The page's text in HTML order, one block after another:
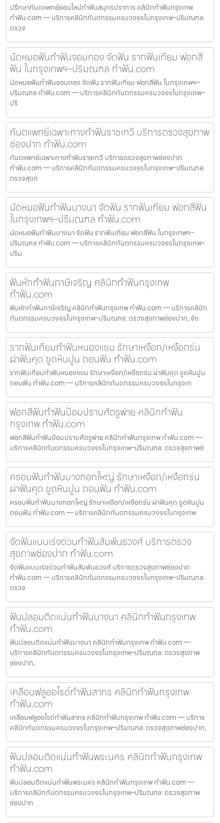
ปรึกษาทันตแพทย์ออนไลน์ทำฟันสมุทรปราการ คลินิกทำฟันกรุงเทพ
ทำฟัน.com — บริการคลินิกทันตกรรมครบวงจรในกรุงเทพ–ปริมณฑล:
ตรวจ
นัดหมอฟันทำฟันจอมทอง จัดฟัน รากฟันเทียม ฟอกสี
ฟัน ในกรุงเทพฯ–ปริมณฑล ทำฟัน.com
นัดหมอฟันทำฟันจอมทอง จัดฟัน รากฟันเทียม ฟอกสีฟัน ในกรุงเทพฯ–
ปริมณฑล ทำฟัน.com — บริการคลินิกทันตกรรมครบวงจรในกรุงเทพ–
ปริ
ทันตแพทย์เฉพาะทางทำฟันราชเทวี บริการตรวจสุขภาพ
ช่องปาก ทำฟัน.com
ทันตแพทย์เฉพาะทางทำฟันราชเทวี บริการตรวจสุขภาพช่องปาก
ทำฟัน.com — บริการคลินิกทันตกรรมครบวงจรในกรุงเทพ–ปริมณฑล:
ตรวจสุขภ
นัดหมอฟันทำฟันบางนา จัดฟัน รากฟันเทียม ฟอกสีฟัน
ในกรุงเทพฯ–ปริมณฑล ทำฟัน.com
นัดหมอฟันทำฟันบางนา จัดฟัน รากฟันเทียม ฟอกสีฟัน ในกรุงเทพฯ–
ปริมณฑล ทำฟัน.com — บริการคลินิกทันตกรรมครบวงจรในกรุงเทพ–
ปริม
ฟันหักทำฟันภาษีเจริญ คลินิกทำฟันกรุงเทพ
ทำฟัน.com
ฟันหักทำฟันภาษีเจริญ คลินิกทำฟันกรุงเทพ ทำฟัน.com — บริการคลินิก
ทันตกรรมครบวงจรในกรุงเทพ–ปริมณฑล: ตรวจสุขภาพช่องปาก, จัด
รากฟันเทียมทำฟันหนองแขม รักษาเหงือก/เหงือกร่น
ผ่าฟันคุด ขูดหินปูน ถอนฟัน ทำฟัน.com
รากฟันเทียมทำฟันหนองแขม รักษาเหงือก/เหงือกร่น ผ่าฟันคุด ขูดหินปูน
ถอนฟัน ทำฟัน.com — บริการคลินิกทันตกรรมครบวงจรในกรุงเท
ฟอกสีฟันทำฟันป้อมปราบศัตรูพ่าย คลินิกทำฟัน
กรุงเทพ ทำฟัน.com
ฟอกสีฟันทำฟันป้อมปราบศัตรูพ่าย คลินิกทำฟันกรุงเทพ ทำฟัน.com —
บริการคลินิกทันตกรรมครบวงจรในกรุงเทพ–ปริมณฑล: ตรวจสุขภาพช่
ครอบฟันทำฟันบางกอกใหญ่ รักษาเหงือก/เหงือกร่น
ผ่าฟันคุด ขูดหินปูน ถอนฟัน ทำฟัน.com
ครอบฟันทำฟันบางกอกใหญ่ รักษาเหงือก/เหงือกร่น ผ่าฟันคุด ขูดหินปูน
ถอนฟัน ทำฟัน.com — บริการคลินิกทันตกรรมครบวงจรในกรุงเทพ
จัดฟันแบบเร่งด่วนทำฟันสัมพันธวงศ์ บริการตรวจ
สุขภาพช่องปาก ทำฟัน.com
จัดฟันแบบเร่งด่วนทำฟันสัมพันธวงศ์ บริการตรวจสุขภาพช่องปาก
ทำฟัน.com — บริการคลินิกทันตกรรมครบวงจรในกรุงเทพ–ปริมณฑล:
ตรวจ
ฟันปลอมติดแน่นทำฟันบางนา คลินิกทำฟันกรุงเทพ
ทำฟัน.com
ฟันปลอมติดแน่นทำฟันบางนา คลินิกทำฟันกรุงเทพ ทำฟัน.com —
บริการคลินิกทันตกรรมครบวงจรในกรุงเทพ–ปริมณฑล: ตรวจสุขภาพ
ช่องปาก,
เคลือบฟลูออไรด์ทำฟันสาทร คลินิกทำฟันกรุงเทพ
ทำฟัน.com
เคลือบฟลูออไรด์ทำฟันสาทร คลินิกทำฟันกรุงเทพ ทำฟัน.com — บริการ
คลินิกทันตกรรมครบวงจรในกรุงเทพ–ปริมณฑล: ตรวจสุขภาพช่องปาก,
ฟันปลอมติดแน่นทำฟันพระนคร คลินิกทำฟันกรุงเทพ
ทำฟัน.com
ฟันปลอมติดแน่นทำฟันพระนคร คลินิกทำฟันกรุงเทพ ทำฟัน.com —
บริการคลินิกทันตกรรมครบวงจรในกรุงเทพ–ปริมณฑล: ตรวจสุขภาพ
ช่องปาก